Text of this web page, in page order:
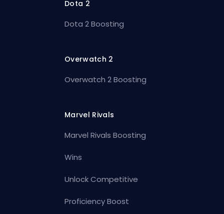
Dota 2
Dota 2 Boosting
Overwatch 2
Overwatch 2 Boosting
Marvel Rivals
Marvel Rivals Boosting
Wins
Unlock Competitive
Proficiency Boost